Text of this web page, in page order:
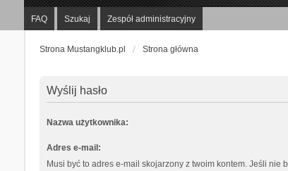
FAQ Szukaj Zespół administracyjny
Strona Mustangklub.pl Strona główna
Wyślij hasło
Nazwa użytkownika:
Adres e-mail:
Musi być to adres e-mail skojarzony z twoim kontem. Jeśli nie